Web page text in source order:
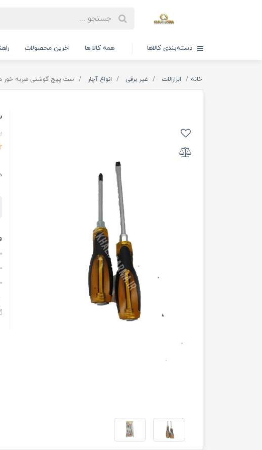
دسته‌بندی کالاها همه کالا ها اخرین محصولات
خانه ابزارالات غیر برقی انواع آچار ست پیچ گوشتی ضربه خور دو سو